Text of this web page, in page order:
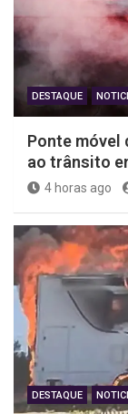
DESTAQUE
Ponte móvel
ao trânsito
4 horas ago
DESTAQUE